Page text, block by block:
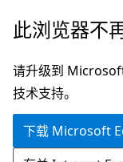
跳
主
要
内
此浏览器不
请升级到
技术支持。
下载 Microsoft